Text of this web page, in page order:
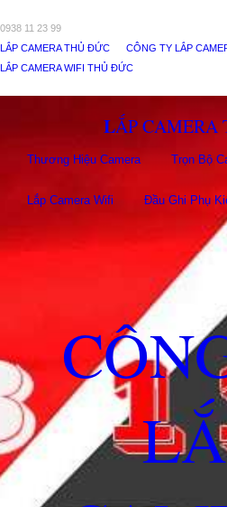
0938 11 23 99
LẮP CAMERA THỦ ĐỨC
CÔNG TY LẮP
LẮP CAMERA WIFI THỦ ĐỨC
LẮP
Thương Hiệu Camera Trọn Bộ
Lắp Camera Wifi Đầu Ghi Phụ